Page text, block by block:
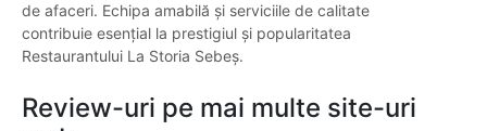
de afaceri. Echipa amabilă și serviciile de calitate
contribuie esențial la prestigiul și popularitatea
Restaurantului La Storia Sebeș.
Review-uri pe mai multe site-uri